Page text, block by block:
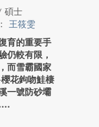
碩士
王筱雯
育的重要手
仍較有限，
而雪霸國家
花鉤吻鮭棲
一號防砂壩